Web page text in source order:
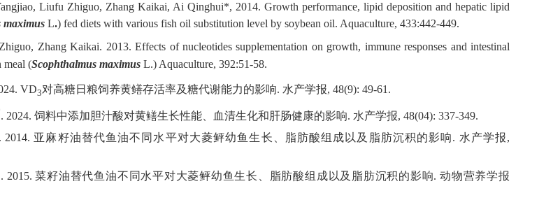
Liufu Zhiguo, Zhang Kaikai, Ai Qinghui*, 2014. Growth performance, lipid deposition and hepatic lipid
maximus L.) fed diets with various fish oil substitution level by soybean oil. Aquaculture, 433:442-449.
Zhang Kaikai. 2013. Effects of nucleotides supplementation on growth, immune responses and intestinal
meal (Scophthalmus maximus L.) Aquaculture, 392:51-58.
VD3对高糖日粮饲养黄鳝存活率及糖代谢能力的影响. 水产学报, 48(9): 49-61.
. 2024. 饲料中添加胆汁酸对黄鳝生长性能、血清生化和肝肠健康的影响. 水产学报, 48(04): 337-349.
亚麻籽油替代鱼油不同水平对大菱鲆幼鱼生长、脂肪酸组成以及脂肪沉积的影响. 水产学报,
菜籽油替代鱼油不同水平对大菱鲆幼鱼生长、脂肪酸组成以及脂肪沉积的影响. 动物营养学报